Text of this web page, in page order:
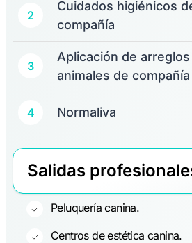
2
Cuidados higiénicos
compañía
3
Aplicación de
animales de compañía
4 Normaliva
Salidas
Peluquería canina.
Centros de estética canina.